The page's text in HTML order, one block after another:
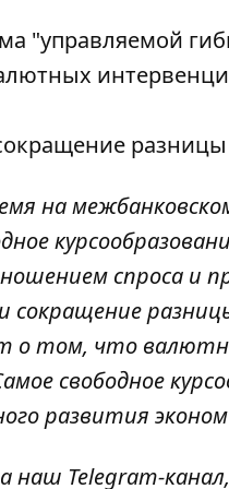
"управляемой
на
спроса и
сокращение
о том, что
свободное
развития
наш Telegram-канал